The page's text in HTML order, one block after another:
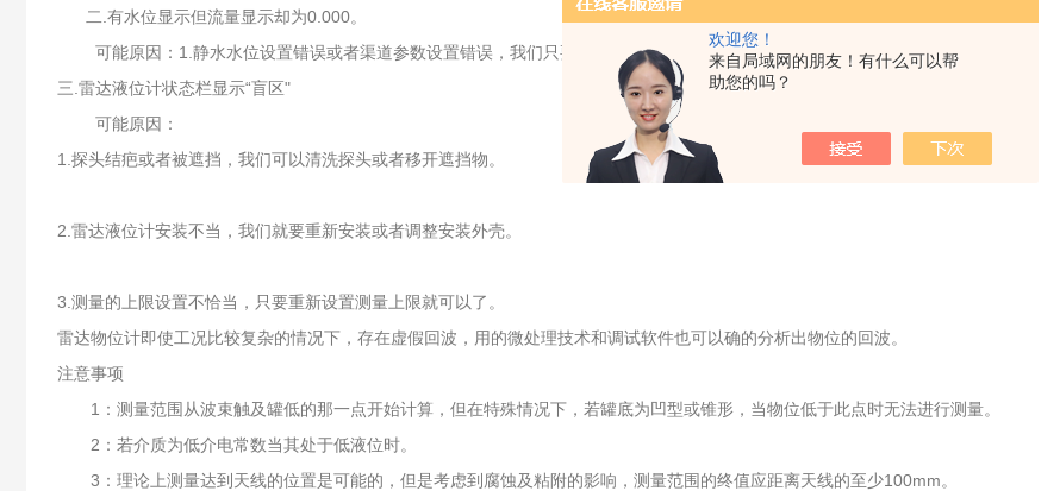
欢迎您！
来自局域网的朋友！有什么可以帮
助您的吗？
二.有水位显示但流量显示却为0.000。
可能原因：1.静水水位设置错误或者渠道参数设置错误，我们只要重新设置相关参数就可以让雷达液位计正常工作了。
三.雷达液位计状态栏显示“盲区"
可能原因：
1.探头结疤或者被遮挡，我们可以清洗探头或者移开遮挡物。
2.雷达液位计安装不当，我们就要重新安装或者调整安装外壳。
3.测量的上限设置不恰当，只要重新设置测量上限就可以了。
雷达物位计即使工况比较复杂的情况下，存在虚假回波，用的微处理技术和调试软件也可以确的分析出物位的回波。
注意事项
1：测量范围从波束触及罐低的那一点开始计算，但在特殊情况下，若罐底为凹型或锥形，当物位低于此点时无法进行测量。
2：若介质为低介电常数当其处于低液位时。
3：理论上测量达到天线的位置是可能的，但是考虑到腐蚀及粘附的影响，测量范围的终值应距离天线的至少100mm。